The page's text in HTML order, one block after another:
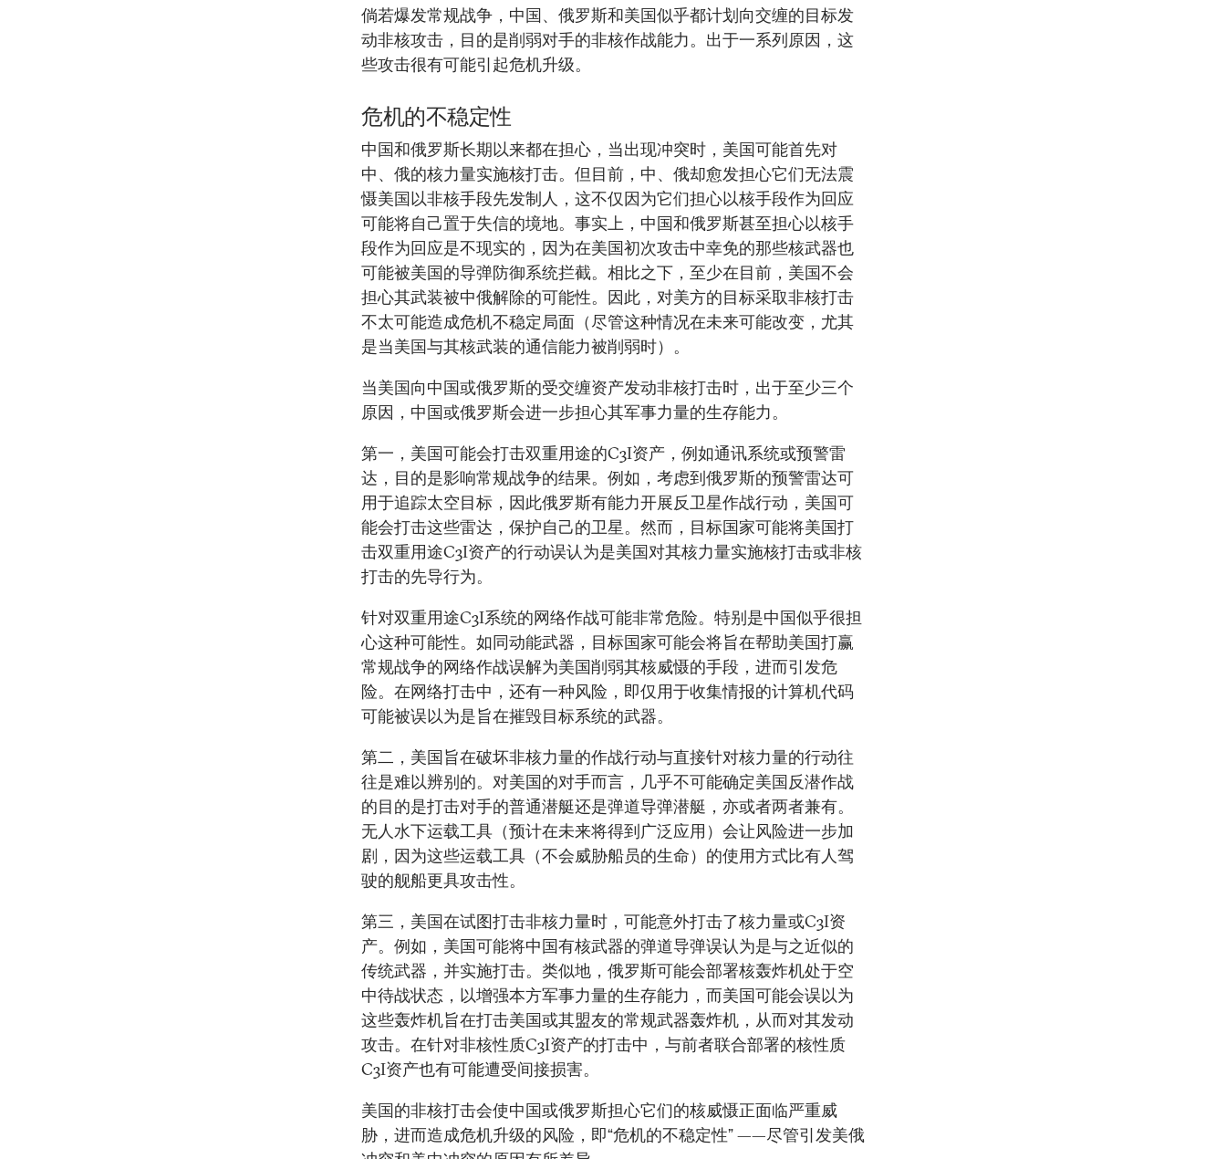
倘若爆发常规战争，中国、俄罗斯和美国似乎都计划向交缠的目标发
动非核攻击，目的是削弱对手的非核作战能力。出于一系列原因，这
些攻击很有可能引起危机升级。
危机的不稳定性
中国和俄罗斯长期以来都在担心，当出现冲突时，美国可能首先对
中、俄的核力量实施核打击。但目前，中、俄却愈发担心它们无法震
慑美国以非核手段先发制人，这不仅因为它们担心以核手段作为回应
可能将自己置于失信的境地。事实上，中国和俄罗斯甚至担心以核手
段作为回应是不现实的，因为在美国初次攻击中幸免的那些核武器也
可能被美国的导弹防御系统拦截。相比之下，至少在目前，美国不会
担心其武装被中俄解除的可能性。因此，对美方的目标采取非核打击
不太可能造成危机不稳定局面（尽管这种情况在未来可能改变，尤其
是当美国与其核武装的通信能力被削弱时）。
当美国向中国或俄罗斯的受交缠资产发动非核打击时，出于至少三个
原因，中国或俄罗斯会进一步担心其军事力量的生存能力。
第一，美国可能会打击双重用途的C3I资产，例如通讯系统或预警雷
达，目的是影响常规战争的结果。例如，考虑到俄罗斯的预警雷达可
用于追踪太空目标，因此俄罗斯有能力开展反卫星作战行动，美国可
能会打击这些雷达，保护自己的卫星。然而，目标国家可能将美国打
击双重用途C3I资产的行动误认为是美国对其核力量实施核打击或非核
打击的先导行为。
针对双重用途C3I系统的网络作战可能非常危险。特别是中国似乎很担
心这种可能性。如同动能武器，目标国家可能会将旨在帮助美国打赢
常规战争的网络作战误解为美国削弱其核威慑的手段，进而引发危
险。在网络打击中，还有一种风险，即仅用于收集情报的计算机代码
可能被误以为是旨在摧毁目标系统的武器。
第二，美国旨在破坏非核力量的作战行动与直接针对核力量的行动往
往是难以辨别的。对美国的对手而言，几乎不可能确定美国反潜作战
的目的是打击对手的普通潜艇还是弹道导弹潜艇，亦或者两者兼有。
无人水下运载工具（预计在未来将得到广泛应用）会让风险进一步加
剧，因为这些运载工具（不会威胁船员的生命）的使用方式比有人驾
驶的舰船更具攻击性。
第三，美国在试图打击非核力量时，可能意外打击了核力量或C3I资
产。例如，美国可能将中国有核武器的弹道导弹误认为是与之近似的
传统武器，并实施打击。类似地，俄罗斯可能会部署核轰炸机处于空
中待战状态，以增强本方军事力量的生存能力，而美国可能会误以为
这些轰炸机旨在打击美国或其盟友的常规武器轰炸机，从而对其发动
攻击。在针对非核性质C3I资产的打击中，与前者联合部署的核性质
C3I资产也有可能遭受间接损害。
美国的非核打击会使中国或俄罗斯担心它们的核威慑正面临严重威
胁，进而造成危机升级的风险，即“危机的不稳定性” ——尽管引发美俄